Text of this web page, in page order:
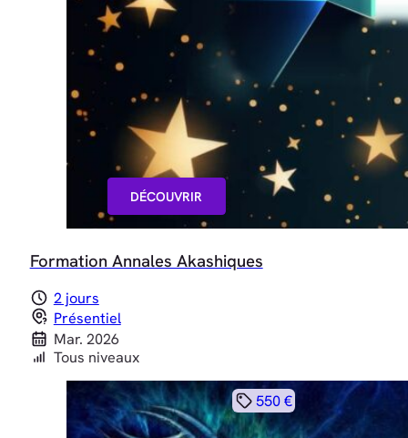
DÉCOUVRIR
Formation Annales Akashiques
2 jours
Présentiel
Mar. 2026
Tous niveaux
550 €